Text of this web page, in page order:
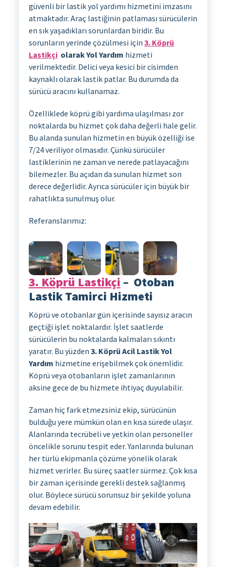
güvenli bir lastik yol yardımı hizmetini imzasını
atmaktadır. Araç lastiğinin patlaması sürücülerin
en sık yaşadıkları sorunlardan biridir. Bu
sorunların yerinde çözülmesi için 3. Köprü
Lastikçiolarak Yol Yardım hizmeti
verilmektedir. Delici veya kesici bir cisimden
kaynaklı olarak lastik patlar. Bu durumda da
sürücü aracını kullanamaz.
Özelliklede köprü gibi yardıma ulaşılması zor
noktalarda bu hizmet çok daha değerli hale gelir.
Bu alanda sunulan hizmetin en büyük özelliği ise
7/24 veriliyor olmasıdır. Çünkü sürücüler
lastiklerinin ne zaman ve nerede patlayacağını
bilemezler. Bu açıdan da sunulan hizmet son
derece değerlidir. Ayrıca sürücüler için büyük bir
rahatlıkta sunulmuş olur.
Referanslarımız:
3. Köprü Lastikçi – Otoban
Lastik Tamirci Hizmeti
Köprü ve otobanlar gün içerisinde sayısız aracın
geçtiği işlet noktalardır. İşlet saatlerde
sürücülerin bu noktalarda kalmaları sıkıntı
yaratır. Bu yüzden 3. Köprü Acil Lastik Yol
Yardım hizmetine erişebilmek çok önemlidir.
Köprü veya otobanların işlet zamanlarının
aksine gece de bu hizmete ihtiyaç duyulabilir.
Zaman hiç fark etmezsiniz ekip, sürücünün
bulduğu yere mümkün olan en kısa sürede ulaşır.
Alanlarında tecrübeli ve yetkin olan personeller
öncelikle sorunu tespit eder. Yanlarında bulunan
her türlü ekipmanla çözüme yönelik olarak
hizmet verirler. Bu süreç saatler sürmez. Çok kısa
bir zaman içerisinde gerekli destek sağlanmış
olur. Böylece sürücü sorunsuz bir şekilde yoluna
devam edebilir.